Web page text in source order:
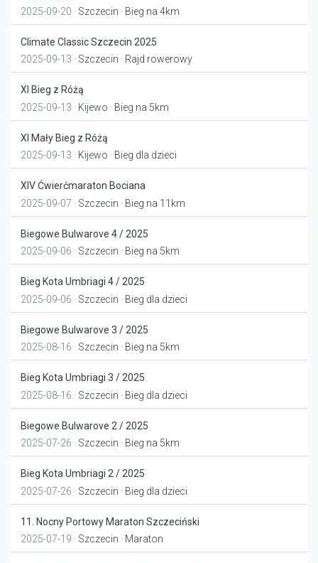
2025-09-20 · Szczecin · Bieg na 4km
Climate Classic Szczecin 2025
2025-09-13 · Szczecin · Rajd rowerowy
XI Bieg z Różą
2025-09-13 · Kijewo · Bieg na 5km
XI Mały Bieg z Różą
2025-09-13 · Kijewo · Bieg dla dzieci
XIV Ćwierćmaraton Bociana
2025-09-07 · Szczecin · Bieg na 11km
Biegowe Bulwarove 4 / 2025
2025-09-06 · Szczecin · Bieg na 5km
Bieg Kota Umbriagi 4 / 2025
2025-09-06 · Szczecin · Bieg dla dzieci
Biegowe Bulwarove 3 / 2025
2025-08-16 · Szczecin · Bieg na 5km
Bieg Kota Umbriagi 3 / 2025
2025-08-16 · Szczecin · Bieg dla dzieci
Biegowe Bulwarove 2 / 2025
2025-07-26 · Szczecin · Bieg na 5km
Bieg Kota Umbriagi 2 / 2025
2025-07-26 · Szczecin · Bieg dla dzieci
11. Nocny Portowy Maraton Szczeciński
2025-07-19 · Szczecin · Maraton